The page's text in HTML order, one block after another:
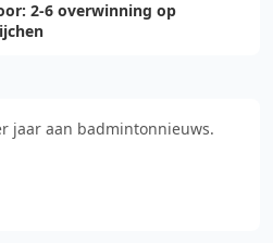
2-6 overwinning op
jaar aan badmintonnieuws.